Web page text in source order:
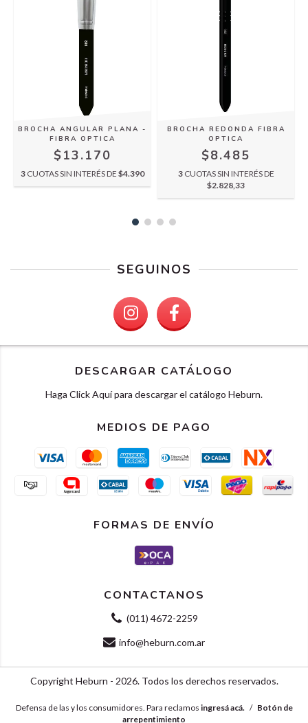
BROCHA ANGULAR PLANA -
FIBRA OPTICA
$13.170
3 CUOTAS SIN INTERÉS DE $4.390
BROCHA REDONDA FIBRA
OPTICA
$8.485
3 CUOTAS SIN INTERÉS DE
$2.828,33
SEGUINOS
DESCARGAR CATÁLOGO
Haga Click Aquí para descargar el catálogo Heburn.
MEDIOS DE PAGO
FORMAS DE ENVÍO
CONTACTANOS
(011) 4672-2259
info@heburn.com.ar
Copyright Heburn - 2026. Todos los derechos reservados.
Defensa de las y los consumidores. Para reclamos ingresá acá. / Botón de
arrepentimiento